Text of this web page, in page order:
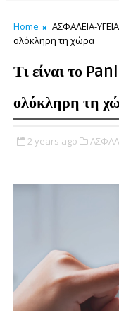
Home ΑΣΦΑΛΕΙΑ-ΥΓΕΙΑ
ολόκληρη τη χώρα
Τι είναι το
ολόκληρη τη
2 years ago